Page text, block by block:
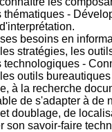
thématiques -
besoins en
stratégies, les
technologiques -
outils
à la recherche
de s'adapter à de
doublage, de
son savoir-faire